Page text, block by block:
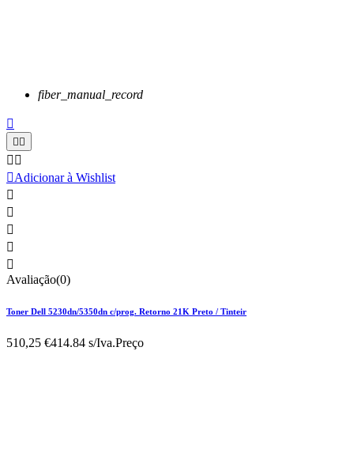
fiber_manual_record


 
Adicionar à Wishlist





Avaliação(0)
Toner Dell 5230dn/5350dn c/prog. Retorno 21K Preto / Tinteir
510,25 €414.84 s/Iva.Preço